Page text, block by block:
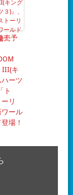
売予
III(キ
ハーツ
ト
リ
ワール
場！